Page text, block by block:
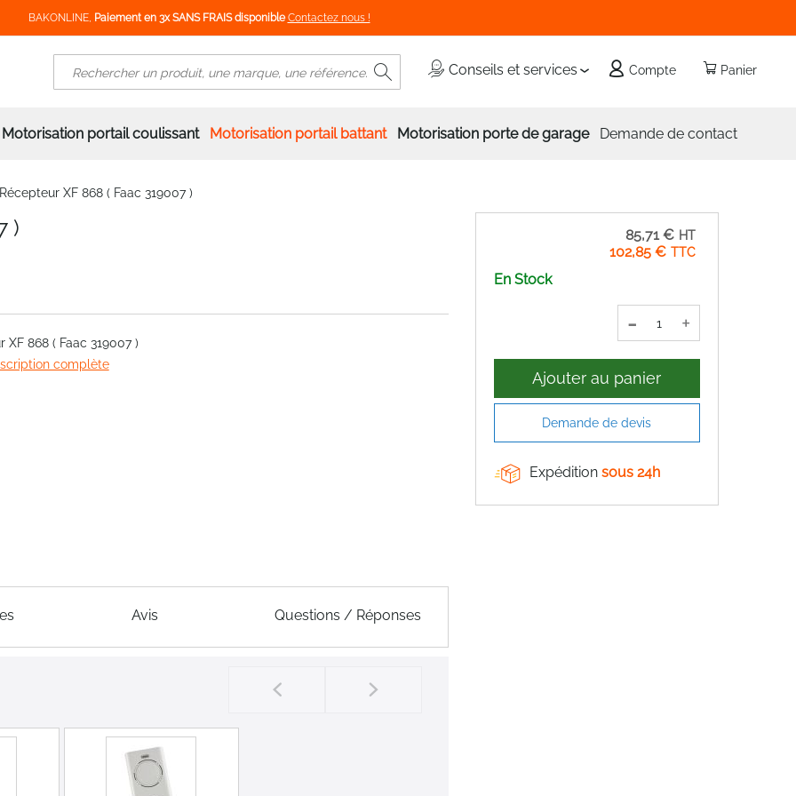
BAKONLINE, Paiement en 3x SANS FRAIS disponible Contactez nous !
Panier
Conseils et services Compte
Rechercher
Motorisation portail coulissant Motorisation portail battant Motorisation porte de garage Demande de contact
Récepteur XF 868 ( Faac 319007 )
)
XF 868 ( Faac 319007 )
complète
Avis Questions / Réponses
102,85 €
85,71 €
En Stock
- +
Ajouter au panier
Demande de devis
Expédition sous 24h